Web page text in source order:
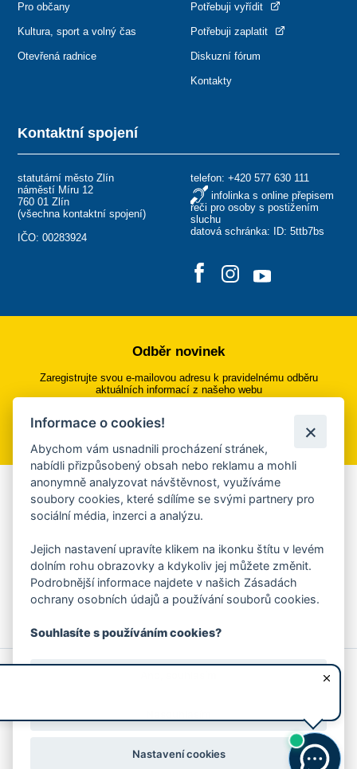
Kontaktní spojení
statutární město Zlín
náměstí Míru 12
760 01 Zlín
(všechna kontaktní spojení)
IČO: 00283924
telefon: +420 577 630 111
infolinka s online přepisem
řeči pro osoby s postižením
sluchu
datová schránka: ID: 5ttb7bs
Pro občany
Kultura, sport a volný čas
Otevřená radnice
Potřebuji vyřídit
Potřebuji zaplatit
Diskuzní fórum
Kontakty
Odběr novinek
Zaregistrujte svou e-mailovou adresu k pravidelnému odběru
aktuálních informací z našeho webu
Přihlásit se k odběru
Aplikace Mobilní rozhlas
Chcete dostávat do svého mobilu či mailu upozornění na
ankety, pozvánky na kulturní a sportovní akce?
Více informací o aplikaci
© 2026 Magistrát města Zlína
Prohlášení o používání cookies
Informace o cookies!
Abychom vám usnadnili procházení stránek,
nabídli přizpůsobený obsah nebo reklamu a mohli
anonymně analyzovat návštěvnost, využíváme
soubory cookies, které sdílíme se svými partnery pro
sociální média, inzerci a analýzu.
Jejich nastavení upravíte klikem na ikonku štítu v levém
dolním rohu obrazovky a kdykoliv jej můžete změnit.
Podrobnější informace najdete v našich Zásadách
ochrany osobních údajů a používání souborů cookies.
Souhlasíte s používáním cookies?
Nastavení cookies